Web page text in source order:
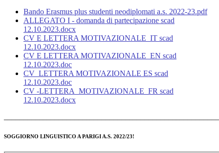
Bando Erasmus plus studenti neodiplomati a.s. 2022-23.pdf
ALLEGATO I - domanda di partecipazione scad
12.10.2023.docx
CV E LETTERA MOTIVAZIONALE_IT scad
12.10.2023.docx
CV E LETTERA MOTIVAZIONALE_EN scad
12.10.2023.doc
CV_LETTERA MOTIVAZIONALE ES scad
12.10.2023.doc
CV -LETTERA_MOTIVAZIONALE_FR scad
12.10.2023.docx
SOGGIORNO LINGUISTICO A PARIGI A.S. 2022/23!